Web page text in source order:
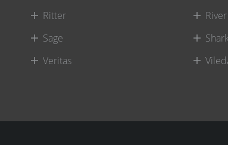
Ritter
River
Sage
Veritas